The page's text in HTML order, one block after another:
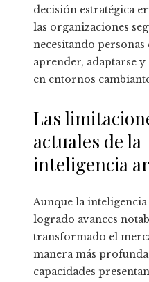
decisión estratégica
las organizaciones
necesitando personas
aprender, adaptarse
en entornos
Las
actuales de la
inteligencia
Aunque la
logrado avances
transformado el
manera más
capacidades